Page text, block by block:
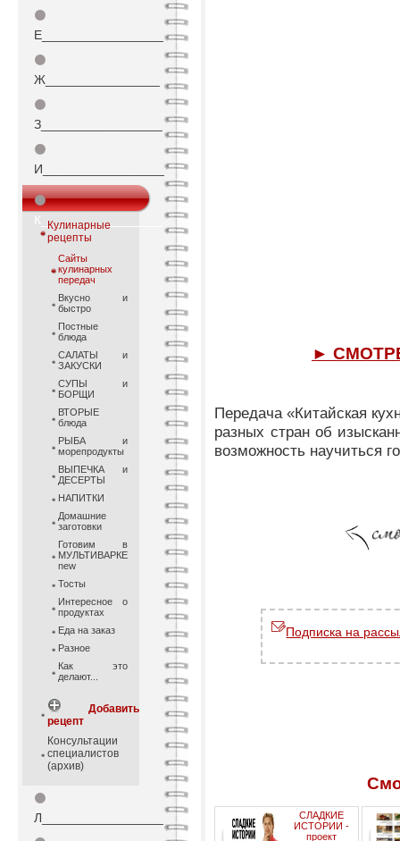
⚫
Е_________________
⚫
Ж________________
⚫
З_________________
⚫
И_________________
⚫
К_________________
Кулинарные
рецепты
Сайты
кулинарных
передач
Вкусно и
быстро
Постные
блюда
САЛАТЫ и
ЗАКУСКИ
СУПЫ и
БОРЩИ
ВТОРЫЕ
блюда
РЫБА и
морепродукты
ВЫПЕЧКА и
ДЕСЕРТЫ
НАПИТКИ
Домашние
заготовки
Готовим в
МУЛЬТИВАРКЕ
new
Тосты
Интересное о
продуктах
Еда на заказ
Разное
Как это
делают...
Добавить
рецепт
Консультации
специалистов
(архив)
⚫
Л_________________
►
Передача «Китайская
разных стран об
возможность научиться
Подписка на
СЛАДКИЕ
ИСТОРИИ -
проект